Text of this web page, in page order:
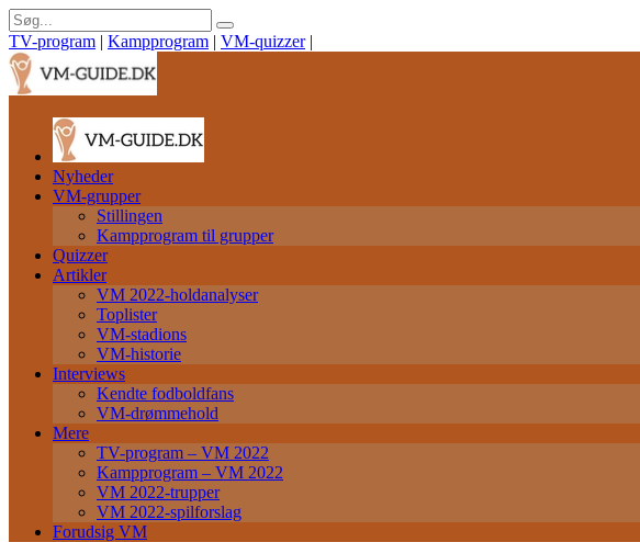
TV-program | Kampprogram | VM-quizzer |
Nyheder
VM-grupper
Stillingen
Kampprogram til grupper
Quizzer
Artikler
VM 2022-holdanalyser
Toplister
VM-stadions
VM-historie
Interviews
Kendte fodboldfans
VM-drømmehold
Mere
TV-program – VM 2022
Kampprogram – VM 2022
VM 2022-trupper
VM 2022-spilforslag
Forudsig VM